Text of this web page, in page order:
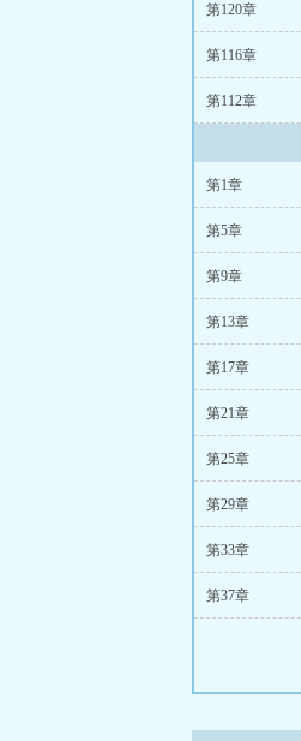
第120章
第116章
第112章
第1章
第5章
第9章
第13章
第17章
第21章
第25章
第29章
第33章
第37章